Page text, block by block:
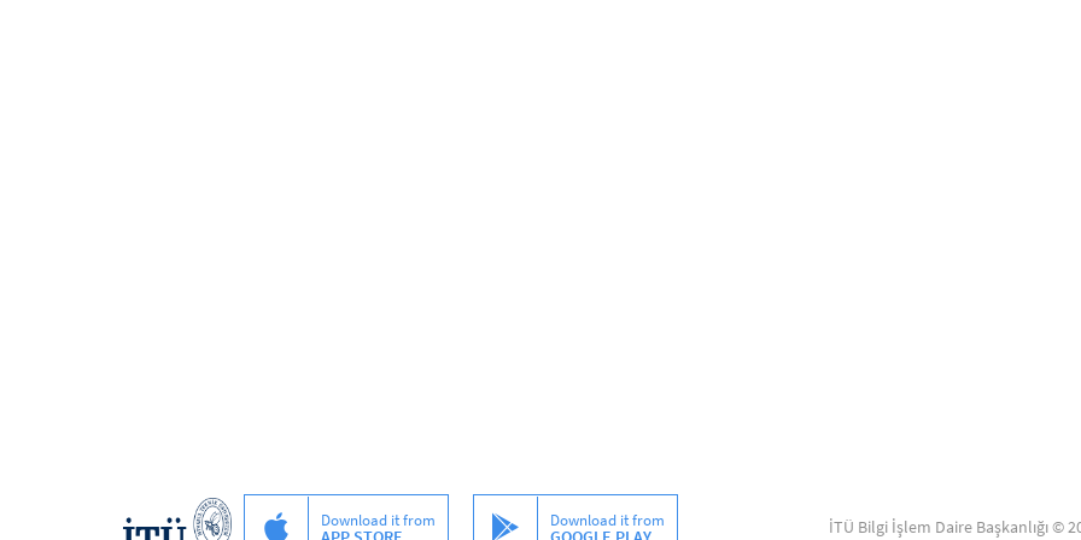
Download it from Download it from İTÜ Bilgi İşlem Daire Başkanlığı ©